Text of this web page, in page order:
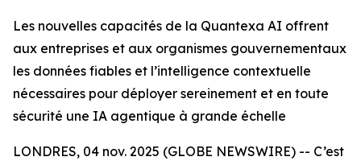
Les nouvelles capacités de la Quantexa AI offrent
aux entreprises et aux organismes gouvernementaux
les données fiables et l’intelligence contextuelle
nécessaires pour déployer sereinement et en toute
sécurité une IA agentique à grande échelle
LONDRES, 04 nov. 2025 (GLOBE NEWSWIRE) -- C’est